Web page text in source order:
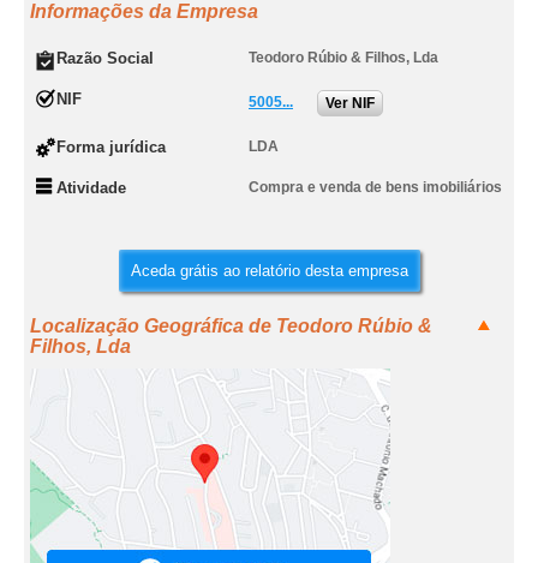
Informações da Empresa
Razão Social Teodoro Rúbio & Filhos, Lda
NIF 5005... Ver NIF
Forma jurídica LDA
Atividade Compra e venda de bens imobiliários
Aceda grátis ao relatório desta empresa
Localização Geográfica de Teodoro Rúbio &
Filhos, Lda